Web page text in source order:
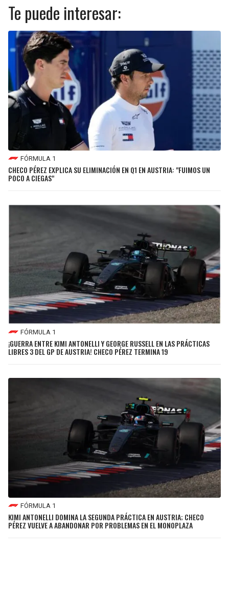
Te puede interesar:
FÓRMULA 1
CHECO PÉREZ EXPLICA SU ELIMINACIÓN EN Q1 EN AUSTRIA: "FUIMOS UN
POCO A CIEGAS"
FÓRMULA 1
¡GUERRA ENTRE KIMI ANTONELLI Y GEORGE RUSSELL EN LAS PRÁCTICAS
LIBRES 3 DEL GP DE AUSTRIA! CHECO PÉREZ TERMINA 19
FÓRMULA 1
KIMI ANTONELLI DOMINA LA SEGUNDA PRÁCTICA EN AUSTRIA; CHECO
PÉREZ VUELVE A ABANDONAR POR PROBLEMAS EN EL MONOPLAZA